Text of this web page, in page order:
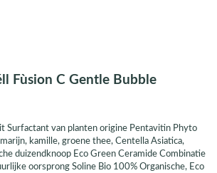
Fùsion C Gentle Bubble
Surfactant van planten origine Pentavitin Phyto
kamille, groene thee, Centella Asiatica,
duizendknoop Eco Green Ceramide Combinatie
oorsprong Soline Bio 100% Organische, Eco